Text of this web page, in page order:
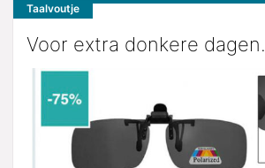
Taalvoutje
Voor extra donkere dagen.